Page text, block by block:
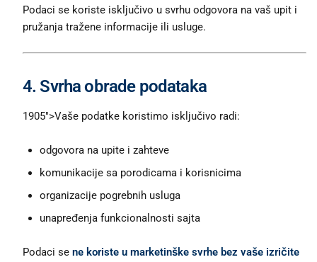
Podaci se koriste isključivo u svrhu odgovora na vaš upit i
pružanja tražene informacije ili usluge.
4. Svrha obrade podataka
1905″>Vaše podatke koristimo isključivo radi:
odgovora na upite i zahteve
komunikacije sa porodicama i korisnicima
organizacije pogrebnih usluga
unapređenja funkcionalnosti sajta
Podaci se ne koriste u marketinške svrhe bez vaše izričite